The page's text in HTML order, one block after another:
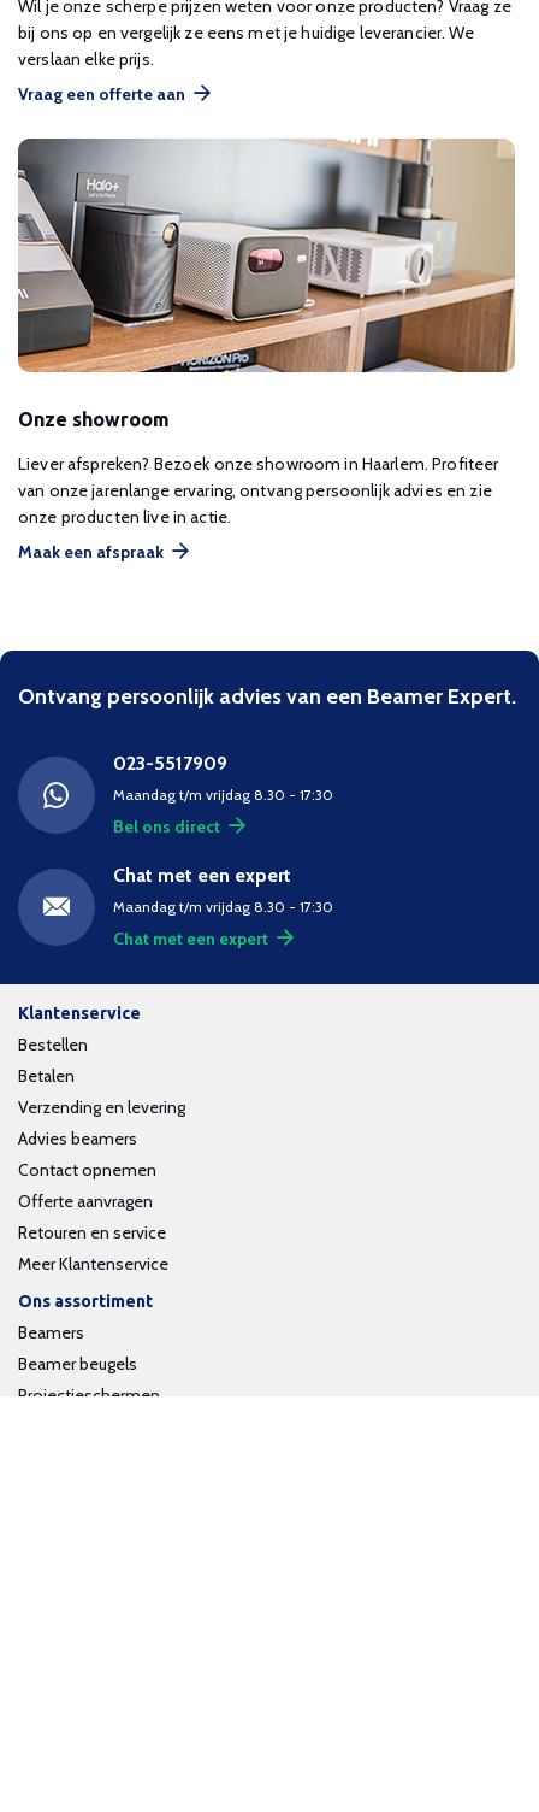
Wil je onze scherpe prijzen weten voor onze producten? Vraag ze
bij ons op en vergelijk ze eens met je huidige leverancier. We
verslaan elke prijs.
Vraag een offerte aan
Onze showroom
Liever afspreken? Bezoek onze showroom in Haarlem. Profiteer
van onze jarenlange ervaring, ontvang persoonlijk advies en zie
onze producten live in actie.
Maak een afspraak
Ontvang persoonlijk advies van een Beamer Expert.
023-5517909
Maandag t/m vrijdag 8.30 - 17:30
Bel ons direct
Chat met een expert
Maandag t/m vrijdag 8.30 - 17:30
Chat met een expert
Klantenservice
Bestellen
Betalen
Verzending en levering
Advies beamers
Contact opnemen
Offerte aanvragen
Retouren en service
Meer Klantenservice
Ons assortiment
Beamers
Beamer beugels
Projectieschermen